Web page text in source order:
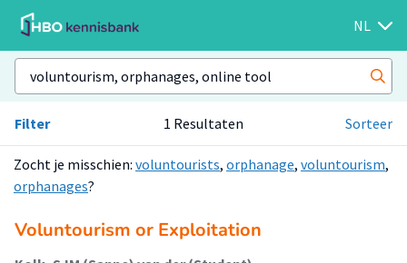
NL
Filter 1 Resultaten Sorteer
Zocht je misschien: voluntourists, orphanage, voluntourism,
orphanages?
Voluntourism or Exploitation